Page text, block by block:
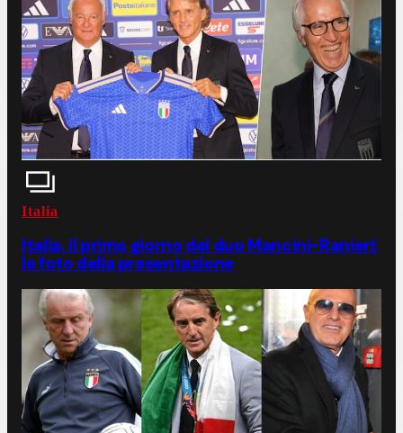
Italia
Italia, il primo giorno del duo Mancini-Ranieri:
le foto della presentazione